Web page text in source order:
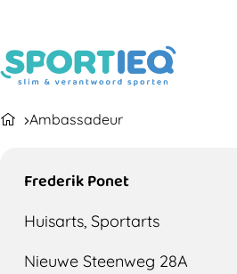
Ambassadeur
Frederik Ponet
Huisarts, Sportarts
Nieuwe Steenweg 28A